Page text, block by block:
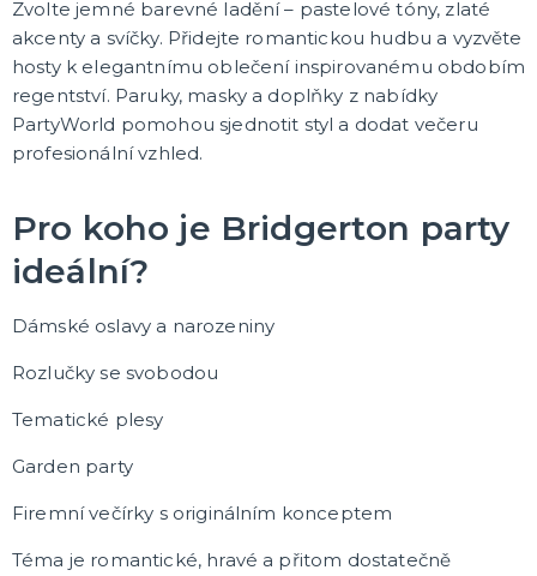
Zvolte jemné barevné ladění – pastelové tóny, zlaté
akcenty a svíčky. Přidejte romantickou hudbu a vyzvěte
hosty k elegantnímu oblečení inspirovanému obdobím
regentství. Paruky, masky a doplňky z nabídky
PartyWorld pomohou sjednotit styl a dodat večeru
profesionální vzhled.
Pro koho je Bridgerton party
ideální?
Dámské oslavy a narozeniny
Rozlučky se svobodou
Tematické plesy
Garden party
Firemní večírky s originálním konceptem
Téma je romantické, hravé a přitom dostatečně